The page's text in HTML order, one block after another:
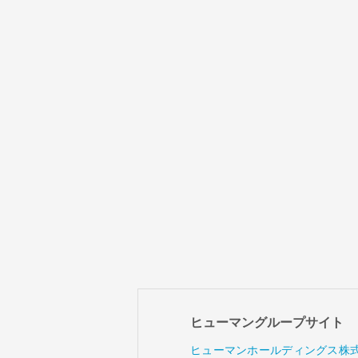
ヒューマングループサイト
ヒューマンホールディングス株